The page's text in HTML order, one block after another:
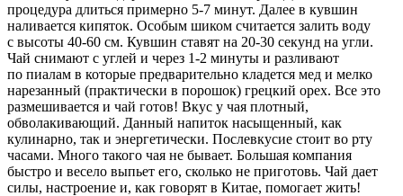
процедура длиться примерно 5-7 минут. Далее в кувшин
наливается кипяток. Особым шиком считается залить воду
с высоты 40-60 см. Кувшин ставят на 20-30 секунд на угли.
Чай снимают с углей и через 1-2 минуты и разливают
по пиалам в которые предварительно кладется мед и мелко
нарезанный (практически в порошок) грецкий орех. Все это
размешивается и чай готов! Вкус у чая плотный,
обволакивающий. Данный напиток насыщенный, как
кулинарно, так и энергетически. Послевкусие стоит во рту
часами. Много такого чая не бывает. Большая компания
быстро и весело выпьет его, сколько не приготовь. Чай дает
силы, настроение и, как говорят в Китае, помогает жить!